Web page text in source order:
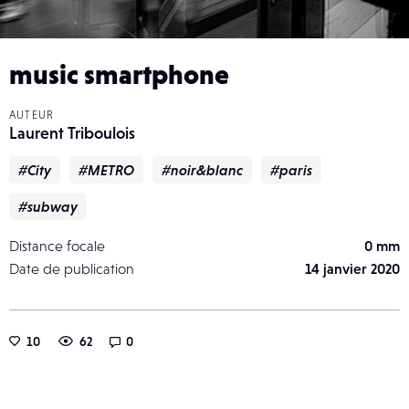
music smartphone
AUTEUR
Laurent Triboulois
#City #METRO #noir&blanc #paris
#subway
Distance focale
0 mm
Date de publication
14 janvier 2020
10 62 0